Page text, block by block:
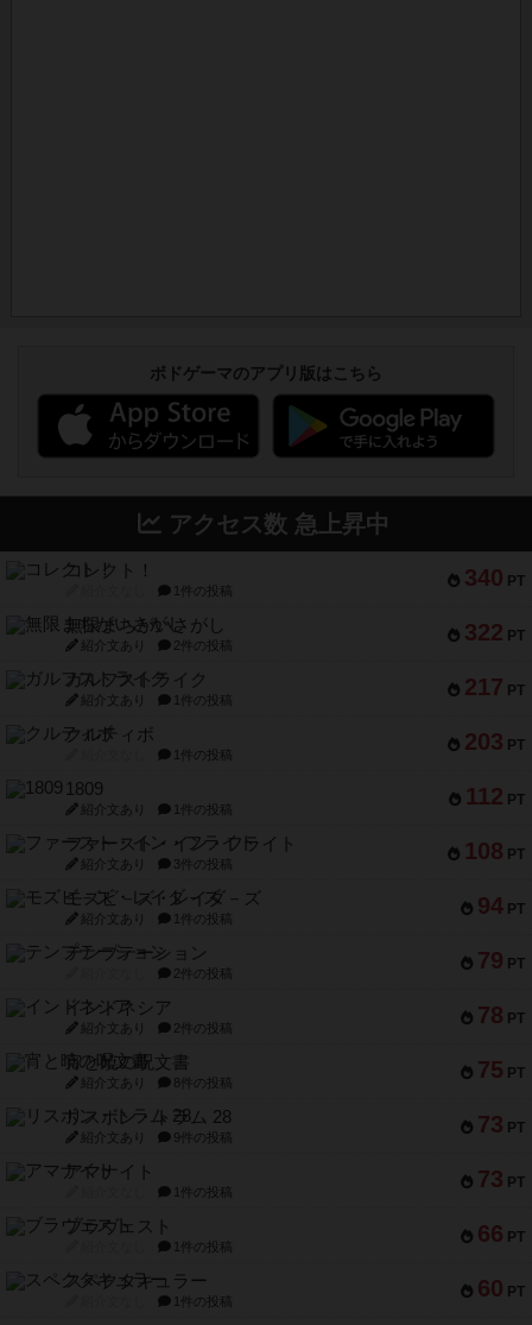
ボドゲーマのアプリ版はこちら
アクセス数 急上昇中
340 PT
コレクト！
1件の投稿
322 PT
無限まちがいさがし
紹介文あり 2件の投稿
217 PT
ガルフストライク
紹介文あり 1件の投稿
203 PT
クルティボ
1件の投稿
112 PT
1809
紹介文あり 1件の投稿
108 PT
ファースト・イン・フライト
紹介文あり 3件の投稿
94 PT
モズビ－ズ・レイダ－ズ
紹介文あり 1件の投稿
79 PT
テンプテーション
2件の投稿
78 PT
インドネシア
紹介文あり 2件の投稿
75 PT
宵と暁の呪文書
紹介文あり 8件の投稿
73 PT
リスボン・トラム 28
紹介文あり 9件の投稿
73 PT
アマナイト
1件の投稿
66 PT
ブラヴェスト
1件の投稿
60 PT
スペクタキュラー
1件の投稿